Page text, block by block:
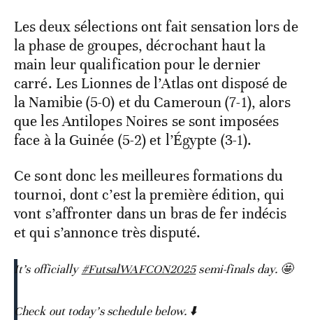
Les deux sélections ont fait sensation lors de
la phase de groupes, décrochant haut la
main leur qualification pour le dernier
carré. Les Lionnes de l’Atlas ont disposé de
la Namibie (5-0) et du Cameroun (7-1), alors
que les Antilopes Noires se sont imposées
face à la Guinée (5-2) et l’Égypte (3-1).
Ce sont donc les meilleures formations du
tournoi, dont c’est la première édition, qui
vont s’affronter dans un bras de fer indécis
et qui s’annonce très disputé.
It’s officially#FutsalWAFCON2025semi-finals day. 🤩
Check out today’s schedule below. ⬇️